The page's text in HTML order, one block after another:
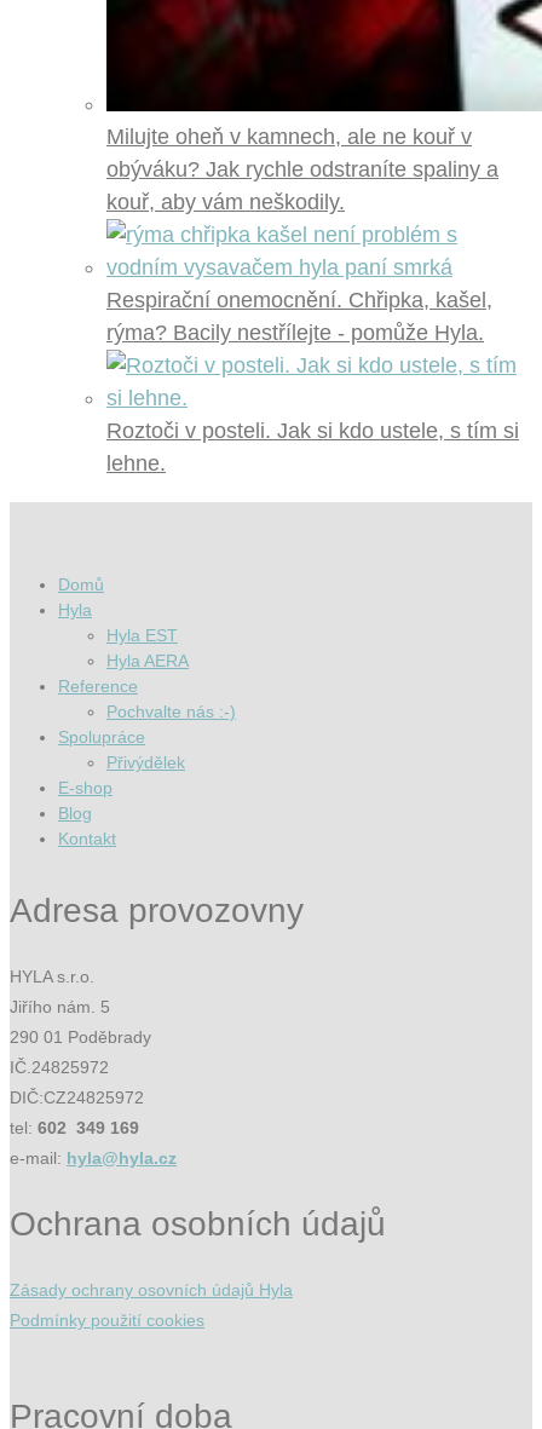
Milujte oheň v kamnech, ale ne kouř v
obýváku? Jak rychle odstraníte spaliny a
kouř, aby vám neškodily.
Respirační onemocnění. Chřipka, kašel,
rýma? Bacily nestřílejte - pomůže Hyla.
Roztoči v posteli. Jak si kdo ustele, s tím si
lehne.
Domů
Hyla
Hyla EST
Hyla AERA
Reference
Pochvalte nás :-)
Spolupráce
Přivýdělek
E-shop
Blog
Kontakt
Adresa provozovny
HYLA s.r.o.
Jiřího nám. 5
290 01 Poděbrady
IČ.24825972
DIČ:CZ24825972
tel: 602 349 169
e-mail: hyla@hyla.cz
Ochrana osobních údajů
Zásady ochrany osovních údajů Hyla
Podmínky použití cookies
Pracovní doba